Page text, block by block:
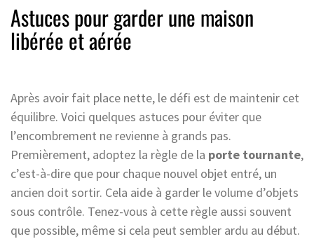
Astuces pour garder une maison
libérée et aérée
Après avoir fait place nette, le défi est de maintenir cet
équilibre. Voici quelques astuces pour éviter que
l’encombrement ne revienne à grands pas.
Premièrement, adoptez la règle de la porte tournante,
c’est-à-dire que pour chaque nouvel objet entré, un
ancien doit sortir. Cela aide à garder le volume d’objets
sous contrôle. Tenez-vous à cette règle aussi souvent
que possible, même si cela peut sembler ardu au début.